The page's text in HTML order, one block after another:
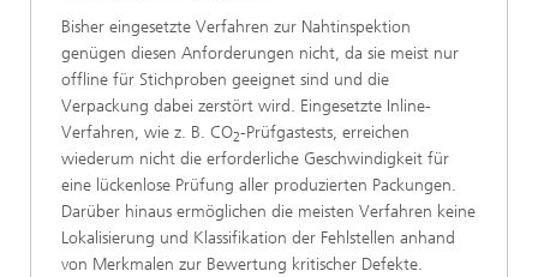
Bisher eingesetzte Verfahren zur Nahtinspektion
genügen diesen Anforderungen nicht, da sie meist nur
offline für Stichproben geeignet sind und die
Verpackung dabei zerstört wird. Eingesetzte Inline-
Verfahren, wie z. B. CO2-Prüfgastests, erreichen
wiederum nicht die erforderliche Geschwindigkeit für
eine lückenlose Prüfung aller produzierten Packungen.
Darüber hinaus ermöglichen die meisten Verfahren keine
Lokalisierung und Klassifikation der Fehlstellen anhand
von Merkmalen zur Bewertung kritischer Defekte.